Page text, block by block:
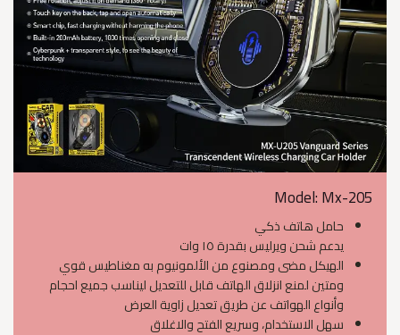
Model: Mx-205
حامل هاتف ذكي
يدعم شحن ويرليس بقدرة ١٥ وات
الهيكل مضى ومصنوع من الألمونيوم به مغناطيس قوي
ومتين لمنع انزلاق الهاتف قابل للتعديل ليناسب جميع احجام
وأنواع الهواتف عن طريق تعديل زاوية العرض
سهل الاستخدام، وسريع الفتح والاغلاق